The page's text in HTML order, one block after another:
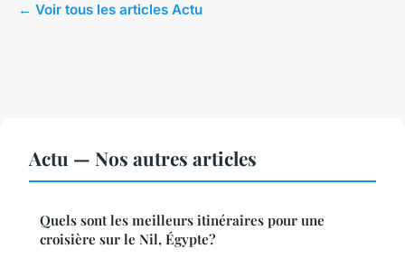
← Voir tous les articles Actu
Actu — Nos autres articles
Quels sont les meilleurs itinéraires pour une
croisière sur le Nil, Égypte?